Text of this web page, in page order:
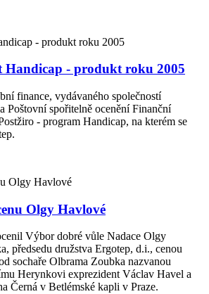
- produkt roku 2005
finance, vydávaného společností
Poštovní spořitelně ocenění Finanční
- program Handicap, na kterém se
Olgy Havlové
Výbor dobré vůle Nadace Olgy
předsedu družstva Ergotep, d.i., cenou
sochaře Olbrama Zoubka nazvanou
Herynkovi exprezident Václav Havel a
Černá v Betlémské kapli v Praze.